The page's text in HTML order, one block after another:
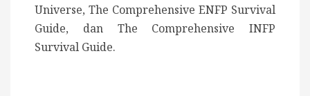
Universe, The Comprehensive ENFP Survival
Guide, dan The Comprehensive INFP
Survival Guide.